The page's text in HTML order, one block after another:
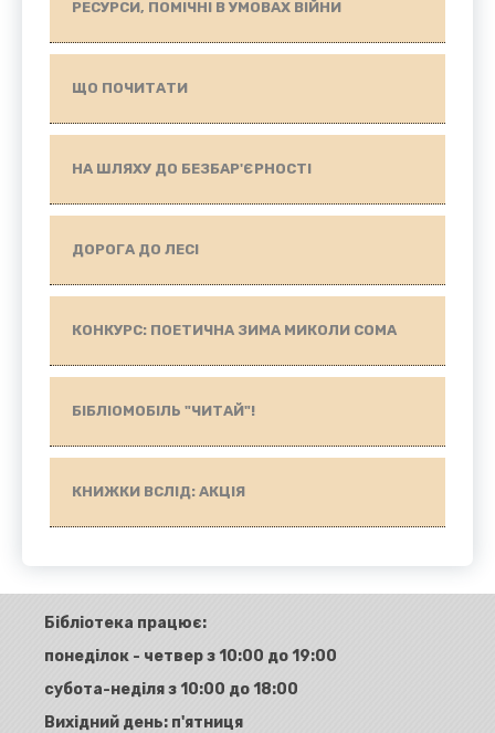
РЕСУРСИ, ПОМІЧНІ В УМОВАХ ВІЙНИ
ЩО ПОЧИТАТИ
НА ШЛЯХУ ДО БЕЗБАР'ЄРНОСТІ
ДОРОГА ДО ЛЕСІ
КОНКУРС: ПОЕТИЧНА ЗИМА МИКОЛИ СОМА
БІБЛІОМОБІЛЬ "ЧИТАЙ"!
КНИЖКИ ВСЛІД: АКЦІЯ
Бібліотека працює:
понеділок - четвер з 10:00 до 19:00
субота-неділя з 10:00 до 18:00
Вихідний день: п'ятниця